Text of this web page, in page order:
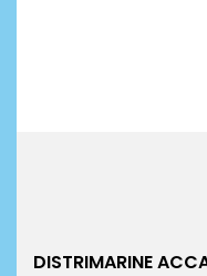
DISTRIMARINE